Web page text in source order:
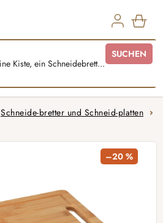
SUCHEN
Schneide-bretter und Schneid-platten
–20 %